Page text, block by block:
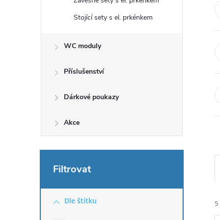
Stojící sety s el. prkénkem
WC moduly
Příslušenství
Dárkové poukazy
Akce
Dle štítku 5